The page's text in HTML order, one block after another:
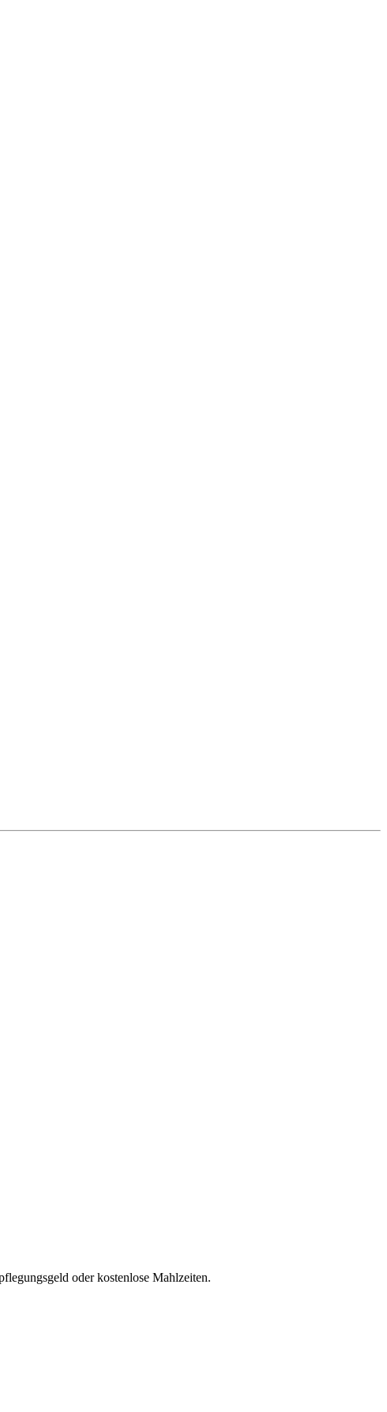
oder kostenlose Mahlzeiten.